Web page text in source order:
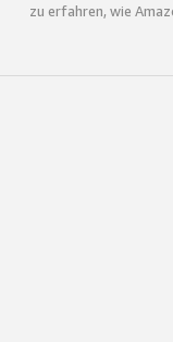
zu erfahren, wie